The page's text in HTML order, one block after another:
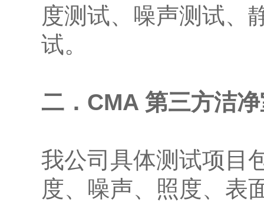
度测试、噪声测试、
试。
二．CMA 第三方洁
我公司具体测试项目
度、噪声、照度、表